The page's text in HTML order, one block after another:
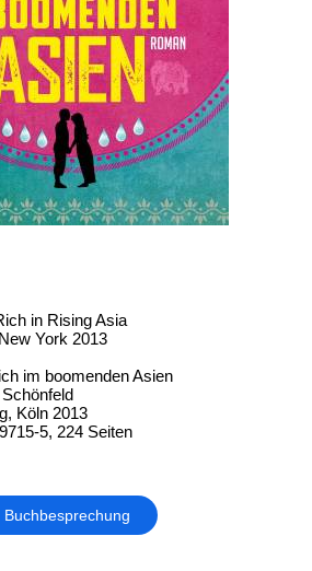
in Rising Asia
York 2013
im boomenden Asien
Köln 2013
5, 224 Seiten
Buchbesprechung